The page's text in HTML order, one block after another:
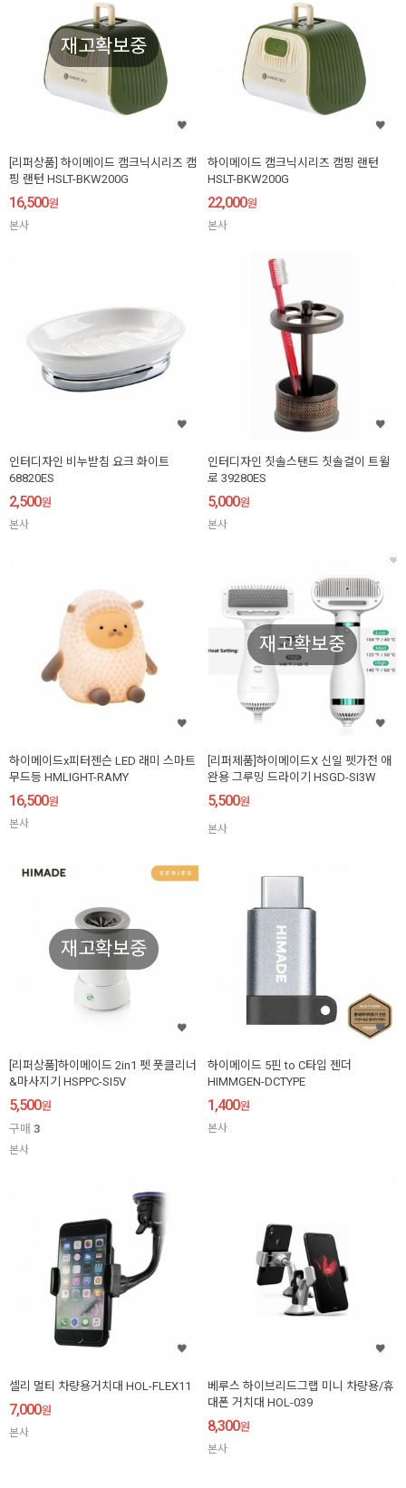
재고확보중
[리퍼상품] 하이메이드 캠크닉시리즈 캠
핑 랜턴 HSLT-BKW200G
16,500원
본사
하이메이드 캠크닉시리즈 캠핑 랜턴
HSLT-BKW200G
22,000원
본사
인터디자인 비누받침 요크 화이트
68820ES
2,500원
본사
인터디자인 칫솔스탠드 칫솔걸이 트윌
로 39280ES
5,000원
본사
하이메이드x피터젠슨 LED 래미 스마트
무드등 HMLIGHT-RAMY
16,500원
본사
재고확보중
[리퍼제품]하이메이드X 신일 펫가전 애
완용 그루밍 드라이기 HSGD-SI3W
5,500원
본사
재고확보중
[리퍼상품]하이메이드 2in1 펫 풋클리너
&마사지기 HSPPC-SI5V
5,500원
구매 3
본사
하이메이드 5핀 to C타입 젠더
HIMMGEN-DCTYPE
1,400원
본사
셀리 멀티 차량용거치대 HOL-FLEX11
7,000원
본사
베루스 하이브리드그랩 미니 차량용/휴
대폰 거치대 HOL-039
8,300원
본사